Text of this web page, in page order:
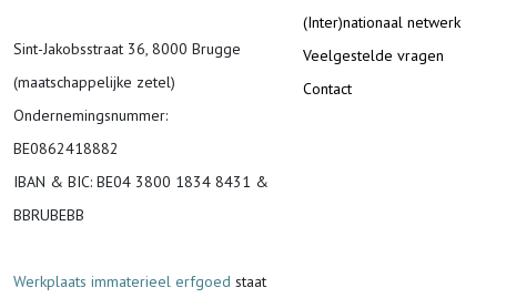
Sint-Jakobsstraat 36, 8000 Brugge
(maatschappelijke zetel)
Ondernemingsnummer:
BE0862418882
IBAN & BIC: BE04 3800 1834 8431 &
BBRUBEBB
Werkplaats immaterieel erfgoed staat
(Inter)nationaal netwerk
Veelgestelde vragen
Contact